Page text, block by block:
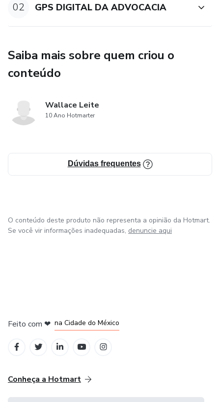
02 GPS DIGITAL DA ADVOCACIA
Saiba mais sobre quem criou o
conteúdo
Wallace Leite
10 Ano Hotmarter
Dúvidas frequentes
O conteúdo deste produto não representa a opinião da Hotmart.
Se você vir informações inadequadas, denuncie aqui
Feito com ❤ na Cidade do México
Conheça a Hotmart